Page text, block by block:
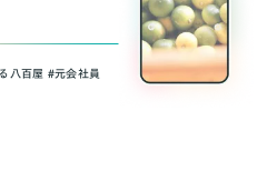
八百屋 ＃元会社員